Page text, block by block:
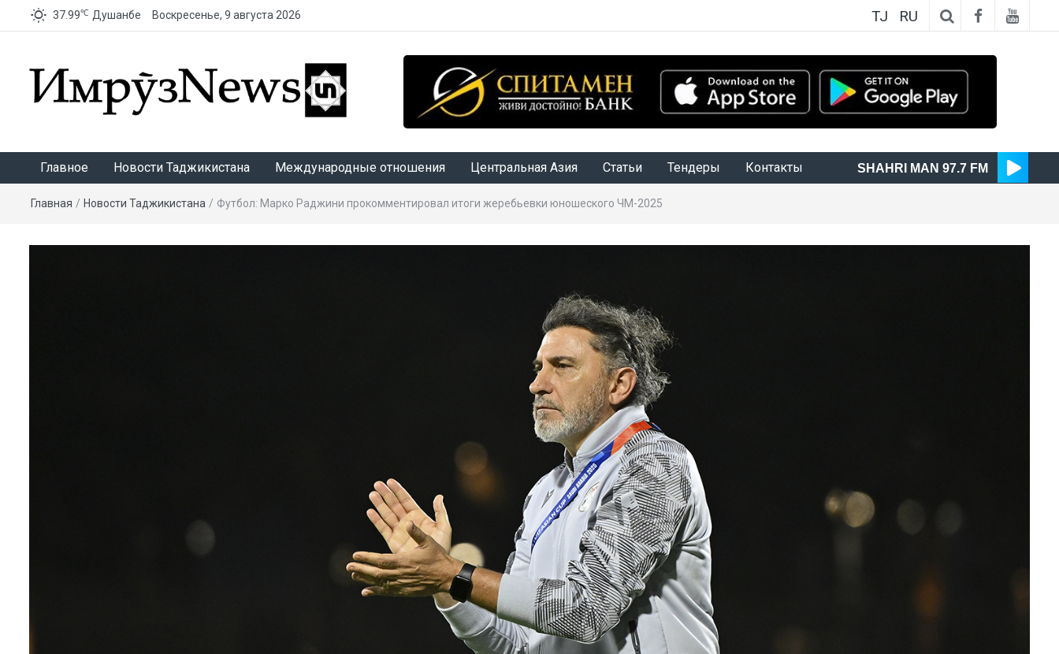
37.99℃ Душанбе Воскресенье, 9 августа 2026 TJ RU
Главное Новости Таджикистана Международные отношения Центральная Азия Статьи Тендеры Контакты SHAHRI MAN 97.7 FM
Главная / Новости Таджикистана / Футбол: Марко Раджини прокомментировал итоги жеребьевки юношеского ЧМ-2025